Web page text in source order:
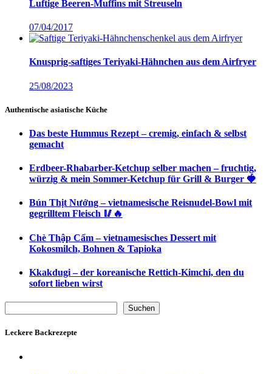
Luftige Beeren-Muffins mit Streuseln
07/04/2017
Knusprig-saftiges Teriyaki-Hähnchen aus dem Airfryer
25/08/2023
Authentische asiatische Küche
Das beste Hummus Rezept – cremig, einfach & selbst
gemacht
Erdbeer-Rhabarber-Ketchup selber machen – fruchtig,
würzig & mein Sommer-Ketchup für Grill & Burger 🍓
Bún Thịt Nướng – vietnamesische Reisnudel-Bowl mit
gegrilltem Fleisch 🥢🔥
Chè Thập Cẩm – vietnamesisches Dessert mit
Kokosmilch, Bohnen & Tapioka
Kkakdugi – der koreanische Rettich-Kimchi, den du
sofort lieben wirst
Suchen
Leckere Backrezepte